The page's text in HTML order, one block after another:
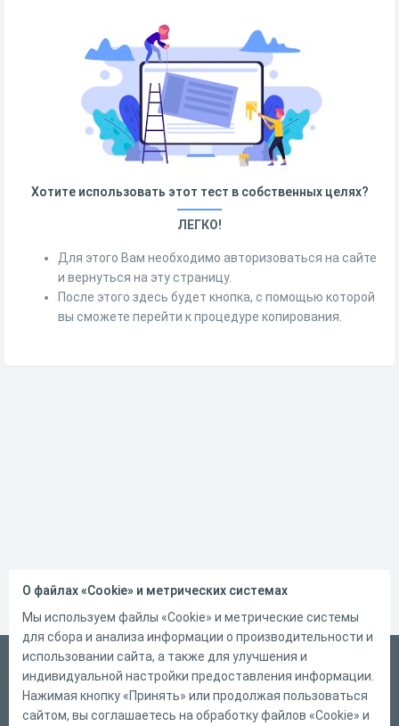
Хотите использовать этот тест в собственных целях?
ЛЕГКО!
Для этого Вам необходимо авторизоваться на сайте
и вернуться на эту страницу.
После этого здесь будет кнопка, с помощью которой
вы сможете перейти к процедуре копирования.
Русский
Справка
Форма обратной связи
О файлах «Cookie» и метрических системах
Мы используем файлы «Cookie» и метрические системы
для сбора и анализа информации о производительности и
использовании сайта, а также для улучшения и
индивидуальной настройки предоставления информации.
Нажимая кнопку «Принять» или продолжая пользоваться
сайтом, вы соглашаетесь на обработку файлов «Cookie» и